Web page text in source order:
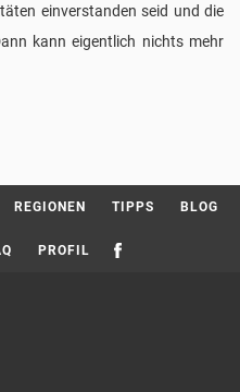
einverstanden seid und die
kann eigentlich nichts mehr
REGIONEN TIPPS BLOG
PROFIL